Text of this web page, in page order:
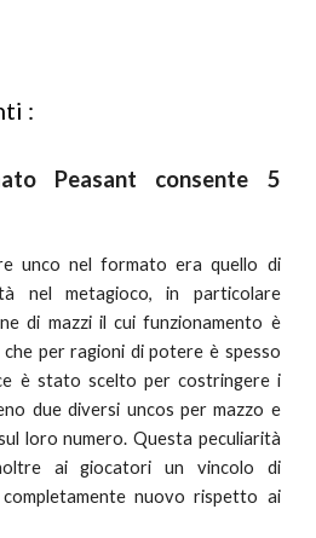
:
Peasant consente 5
unco nel formato era quello di
nel metagioco, in particolare
di mazzi il cui funzionamento è
per ragioni di potere è spesso
è stato scelto per costringere i
due diversi uncos per mazzo e
loro numero. Questa peculiarità
ai giocatori un vincolo di
nuovo rispetto ai